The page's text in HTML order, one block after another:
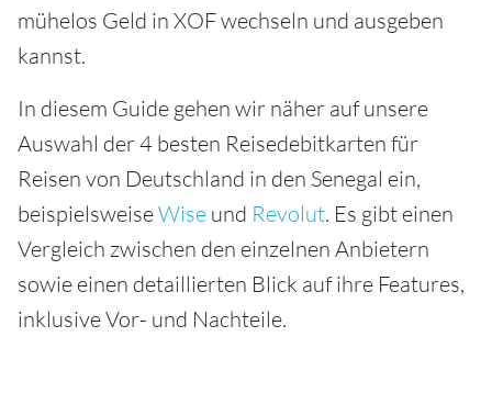
mühelos Geld in XOF wechseln und ausgeben
kannst.
In diesem Guide gehen wir näher auf unsere
Auswahl der 4 besten Reisedebitkarten für
Reisen von Deutschland in den Senegal ein,
beispielsweiseWise und Revolut. Es gibt einen
Vergleich zwischen den einzelnen Anbietern
sowie einen detaillierten Blick auf ihre Features,
inklusive Vor- und Nachteile.